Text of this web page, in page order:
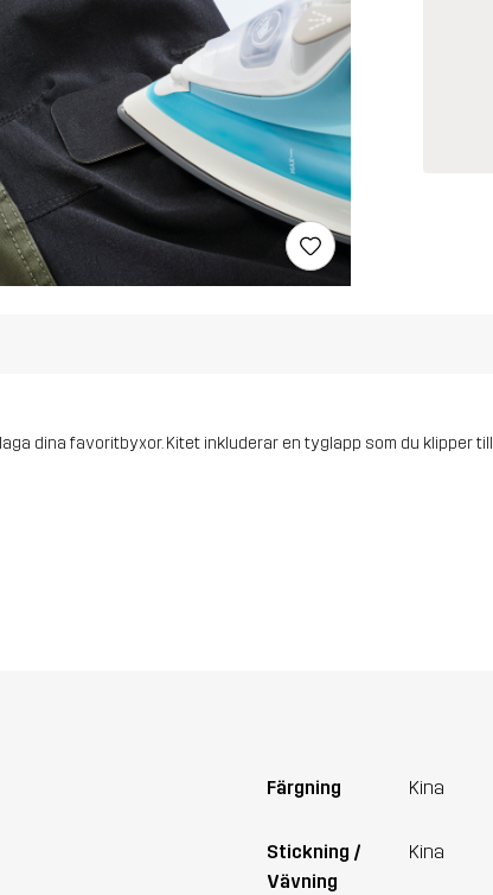
dina favoritbyxor. Kitet inkluderar en tyglapp som du klipper till,
Färgning Kina
Stickning /
Vävning
Kina